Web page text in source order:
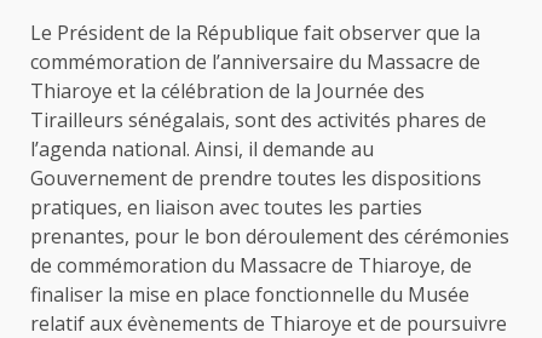
Le Président de la République fait observer que la
commémoration de l’anniversaire du Massacre de
Thiaroye et la célébration de la Journée des
Tirailleurs sénégalais, sont des activités phares de
l’agenda national. Ainsi, il demande au
Gouvernement de prendre toutes les dispositions
pratiques, en liaison avec toutes les parties
prenantes, pour le bon déroulement des cérémonies
de commémoration du Massacre de Thiaroye, de
finaliser la mise en place fonctionnelle du Musée
relatif aux évènements de Thiaroye et de poursuivre